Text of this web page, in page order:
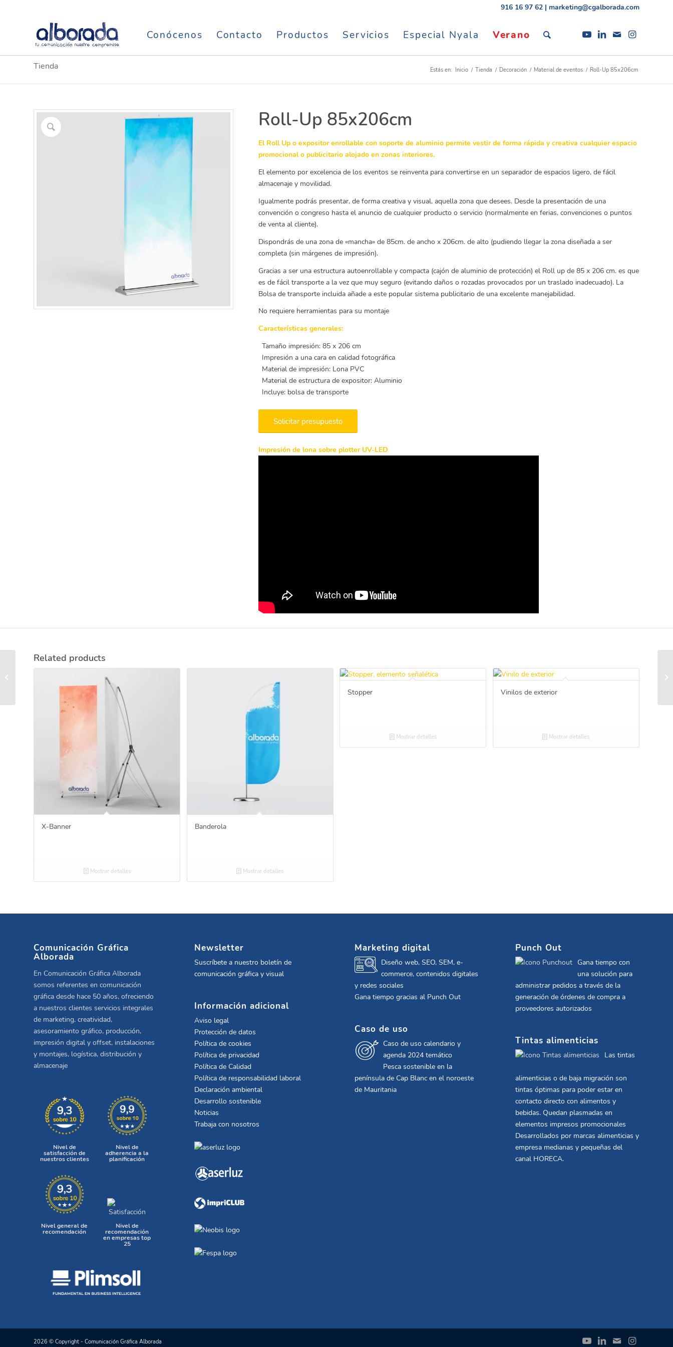
916 16 97 62 | marketing@cgalborada.com
Conócenos Contacto Productos Servicios Especial Nyala Verano
Tienda Estás en: Inicio / Tienda / Decoración / Material de eventos / Roll-Up 85x206cm
Roll-Up 85x206cm
El Roll Up o expositor enrollable con soporte de aluminio permite vestir de forma rápida y creativa cualquier espacio
promocional o publicitario alojado en zonas interiores.
El elemento por excelencia de los eventos se reinventa para convertirse en un separador de espacios ligero, de fácil
almacenaje y movilidad.
Igualmente podrás presentar, de forma creativa y visual, aquella zona que desees. Desde la presentación de una
convención o congreso hasta el anuncio de cualquier producto o servicio (normalmente en ferias, convenciones o puntos
de venta al cliente).
Dispondrás de una zona de «mancha» de 85cm. de ancho x 206cm. de alto (pudiendo llegar la zona diseñada a ser
completa (sin márgenes de impresión).
Gracias a ser una estructura autoenrollable y compacta (cajón de aluminio de protección) el Roll up de 85 x 206 cm. es que
es de fácil transporte a la vez que muy seguro (evitando daños o rozadas provocados por un traslado inadecuado). La
Bolsa de transporte incluida añade a este popular sistema publicitario de una excelente manejabilidad.
No requiere herramientas para su montaje
Características generales:
Tamaño impresión: 85 x 206 cm
Impresión a una cara en calidad fotográfica
Material de impresión: Lona PVC
Material de estructura de expositor: Aluminio
Incluye: bolsa de transporte
Solicitar presupuesto
Impresión de lona sobre plotter UV-LED
Related products
X-Banner
Mostrar detalles
Banderola
Mostrar detalles
Stopper
Mostrar detalles
Vinilos de exterior
Mostrar detalles
Comunicación Gráfica
Alborada
En Comunicación Gráfica Alborada
somos referentes en comunicación
gráfica desde hace 50 años, ofreciendo
a nuestros clientes servicios integrales
de marketing, creatividad,
asesoramiento gráfico, producción,
impresión digital y offset, instalaciones
y montajes, logística, distribución y
almacenaje
Nivel de
satisfacción de
nuestros clientes
Nivel de
adherencia a la
planificación
Nivel general de
recomendación
Nivel de
recomendación
en empresas top
25
Newsletter
Suscríbete a nuestro boletín de
comunicación gráfica y visual
Información adicional
Aviso legal
Protección de datos
Política de cookies
Política de privacidad
Política de Calidad
Política de responsabilidad laboral
Declaración ambiental
Desarrollo sostenible
Noticias
Trabaja con nosotros
Marketing digital
Diseño web, SEO, SEM, e-
commerce, contenidos digitales
y redes sociales
Gana tiempo gracias al Punch Out
Caso de uso
Caso de uso calendario y
agenda 2024 temático
Pesca sostenible en la
península de Cap Blanc en el noroeste
de Mauritania
Punch Out
Gana tiempo con
una solución para
administrar pedidos a través de la
generación de órdenes de compra a
proveedores autorizados
Tintas alimenticias
Las tintas
alimenticias o de baja migración son
tintas óptimas para poder estar en
contacto directo con alimentos y
bebidas. Quedan plasmadas en
elementos impresos promocionales
Desarrollados por marcas alimenticias y
empresa medianas y pequeñas del
canal HORECA.
2026 © Copyright - Comunicación Gráfica Alborada